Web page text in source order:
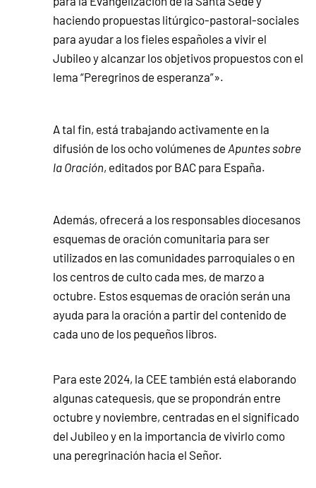
haciendo propuestas litúrgico-pastoral-sociales
para ayudar a los fieles españoles a vivir el
Jubileo y alcanzar los objetivos propuestos con el
lema “Peregrinos de esperanza”».
A tal fin, está trabajando activamente en la
difusión de los ocho volúmenes deApuntes sobre
la Oración, editados por BAC para España.
Además, ofrecerá a los responsables diocesanos
esquemas de oración comunitaria para ser
utilizados en las comunidades parroquiales o en
los centros de culto cada mes, de marzo a
octubre. Estos esquemas de oración serán una
ayuda para la oración a partir del contenido de
cada uno de los pequeños libros.
Para este 2024, la CEE también está elaborando
algunas catequesis, que se propondrán entre
octubre y noviembre, centradas en el significado
del Jubileo y en la importancia de vivirlo como
una peregrinación hacia el Señor.